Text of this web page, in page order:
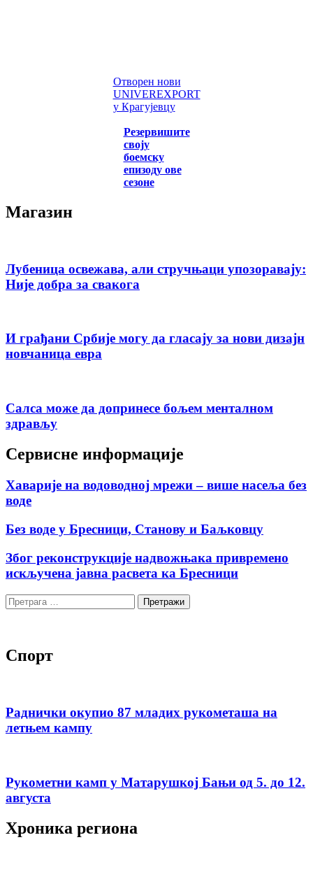
Отворен нови
UNIVEREXPORT
у Крагујевцу
Резервишите
своју
боемску
епизоду ове
сезоне
Магазин
Лубеница освежава, али стручњаци упозоравају:
Није добра за свакога
И грађани Србије могу да гласају за нови дизајн
новчаница евра
Салса може да допринесе бољем менталном
здрављу
Сервисне информације
Хаварије на водоводној мрежи – више насеља без
воде
Без воде у Бресници, Станову и Баљковцу
Због реконструкције надвожњака привремено
искључена јавна расвета ка Бресници
Претрага
за:
Спорт
Раднички окупио 87 младих рукометаша на
летњем кампу
Рукометни камп у Матарушкој Бањи од 5. до 12.
августа
Хроника региона